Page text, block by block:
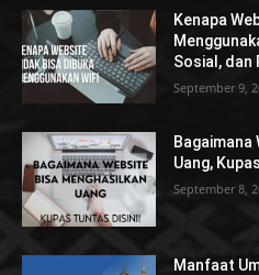
Kenapa
Sosial, dan
September 9,
Bagaimana
Uang,
September 8,
Manfaat